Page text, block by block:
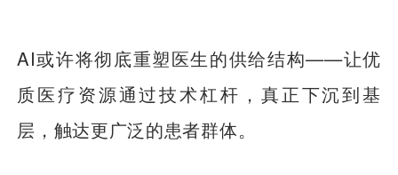
AI或许将彻底重塑医生的供给结构——让优
质医疗资源通过技术杠杆，真正下沉到基
层，触达更广泛的患者群体。